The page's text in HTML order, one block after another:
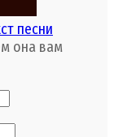
песни
она вам